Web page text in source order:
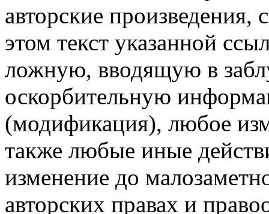
авторские произведения,
этом текст указанной
ложную, вводящую в
оскорбительную
(модификация), любое
также любые иные
изменение до
авторских правах и